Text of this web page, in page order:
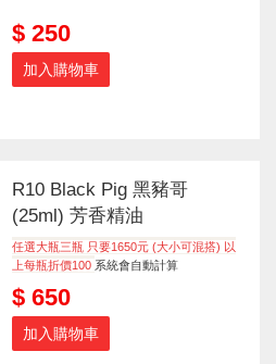
$ 250
加入購物車
R10 Black Pig 黑豬哥
(25ml) 芳香精油
任選大瓶三瓶 只要1650元 (大小可混搭) 以
上每瓶折價100 系統會自動計算
$ 650
加入購物車